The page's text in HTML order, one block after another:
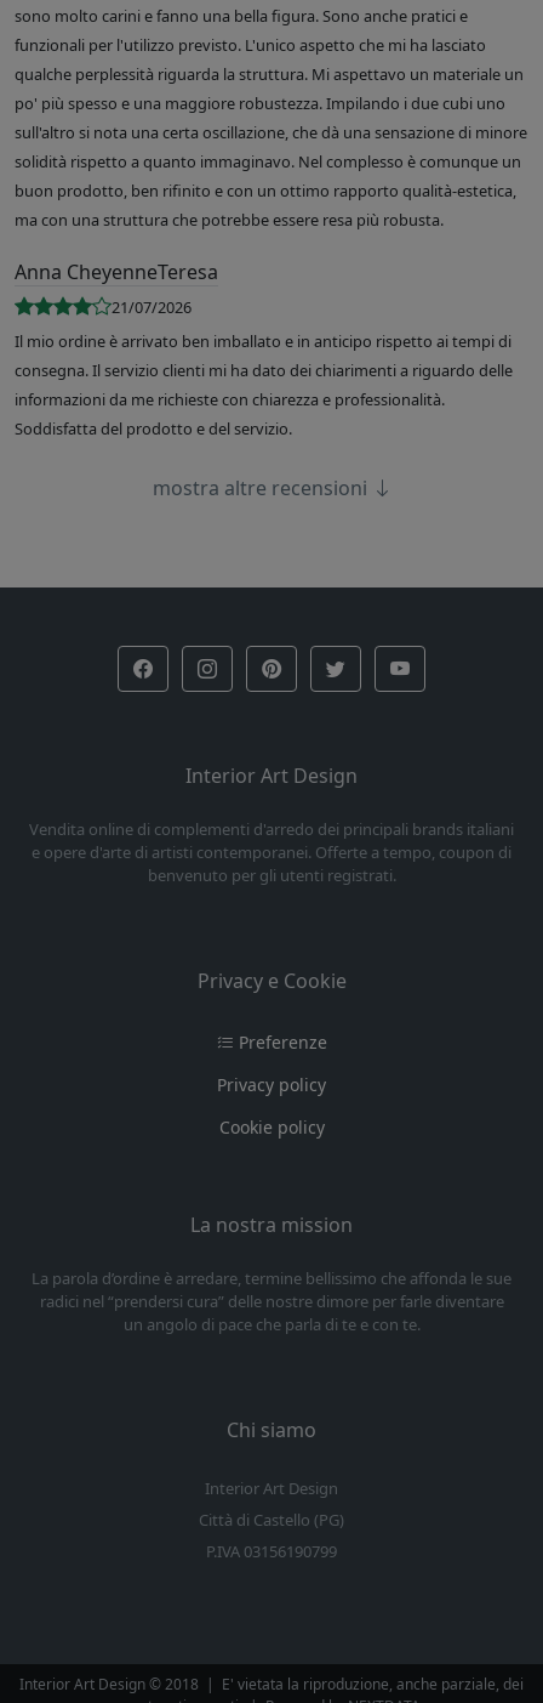
sono molto carini e fanno una bella figura. Sono anche pratici e
funzionali per l'utilizzo previsto. L'unico aspetto che mi ha lasciato
qualche perplessità riguarda la struttura. Mi aspettavo un materiale un
po' più spesso e una maggiore robustezza. Impilando i due cubi uno
sull'altro si nota una certa oscillazione, che dà una sensazione di minore
solidità rispetto a quanto immaginavo. Nel complesso è comunque un
buon prodotto, ben rifinito e con un ottimo rapporto qualità-estetica,
ma con una struttura che potrebbe essere resa più robusta.
Anna CheyenneTeresa
21/07/2026
Il mio ordine è arrivato ben imballato e in anticipo rispetto ai tempi di
consegna. Il servizio clienti mi ha dato dei chiarimenti a riguardo delle
informazioni da me richieste con chiarezza e professionalità.
Soddisfatta del prodotto e del servizio.
mostra altre recensioni
Interior Art Design
Vendita online di complementi d'arredo dei principali brands italiani
e opere d'arte di artisti contemporanei. Offerte a tempo, coupon di
benvenuto per gli utenti registrati.
Privacy e Cookie
Preferenze
Privacy policy
Cookie policy
La nostra mission
La parola d’ordine è arredare, termine bellissimo che affonda le sue
radici nel “prendersi cura” delle nostre dimore per farle diventare
un angolo di pace che parla di te e con te.
Chi siamo
Interior Art Design
Città di Castello (PG)
P.IVA 03156190799
Interior Art Design © 2018 | E' vietata la riproduzione, anche parziale, dei